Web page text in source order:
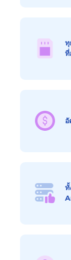
ทุ
ที่
อั
ทั้